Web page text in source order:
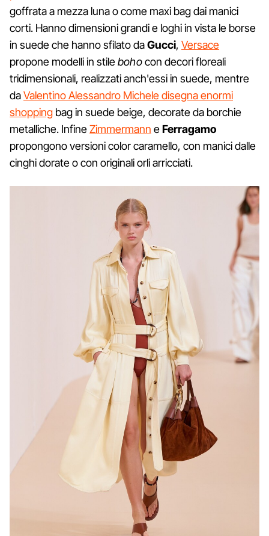
goffrata a mezza luna o come maxi bag dai manici
corti. Hanno dimensioni grandi e loghi in vista le borse
in suede che hanno sfilato daGucci, Versace
propone modelli in stilebohocon decori floreali
tridimensionali, realizzati anch'essi in suede, mentre
daValentino Alessandro Michele disegna enormi
shopping bag in suede beige, decorate da borchie
metalliche. InfineZimmermann eFerragamo
propongono versioni color caramello, con manici dalle
cinghi dorate o con originali orli arricciati.